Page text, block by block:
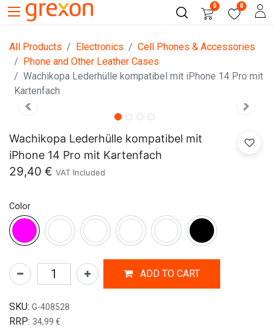
0 0
All Products Electronics
Cell Phones & Accessories
Phone and Other Leather Cases
Wachikopa Lederhülle kompatibel mit iPhone 14 Pro mit
Kartenfach
Wachikopa Lederhülle kompatibel mit
iPhone 14 Pro mit Kartenfach
29,40 € VAT Included
Color
ADD TO CART
SKU: G-408528
RRP: 34,99 €